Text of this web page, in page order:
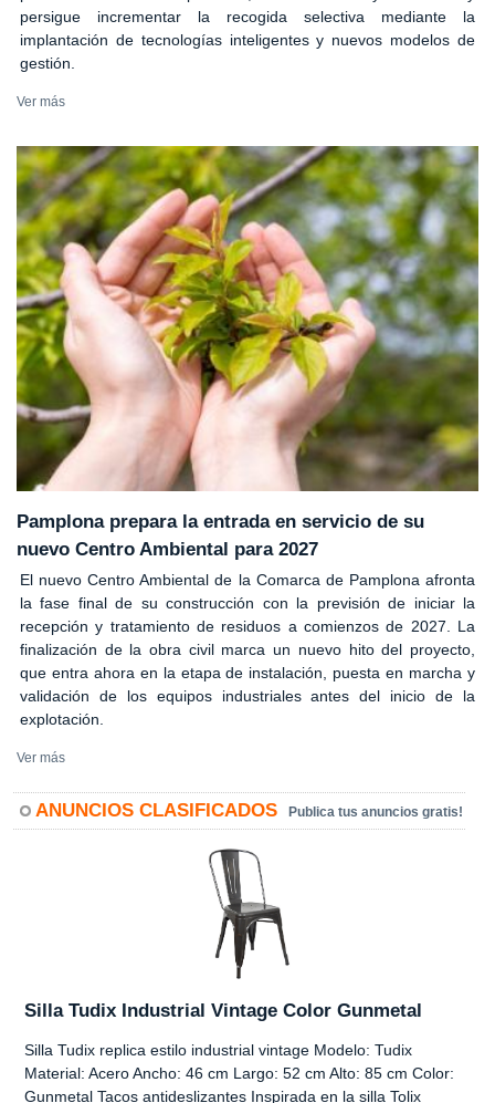
persigue incrementar la recogida selectiva mediante la
implantación de tecnologías inteligentes y nuevos modelos de
gestión.
Ver más
Pamplona prepara la entrada en servicio de su
nuevo Centro Ambiental para 2027
El nuevo Centro Ambiental de la Comarca de Pamplona afronta
la fase final de su construcción con la previsión de iniciar la
recepción y tratamiento de residuos a comienzos de 2027. La
finalización de la obra civil marca un nuevo hito del proyecto,
que entra ahora en la etapa de instalación, puesta en marcha y
validación de los equipos industriales antes del inicio de la
explotación.
Ver más
ANUNCIOS CLASIFICADOS Publica tus anuncios gratis!
Silla Tudix Industrial Vintage Color Gunmetal
Silla Tudix replica estilo industrial vintage Modelo: Tudix
Material: Acero Ancho: 46 cm Largo: 52 cm Alto: 85 cm Color:
Gunmetal Tacos antideslizantes Inspirada en la silla Tolix